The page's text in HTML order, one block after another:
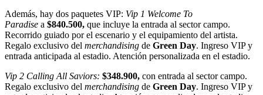
Además, hay dos paquetes VIP: Vip 1 Welcome To
Paradise a $840.500, que incluye la entrada al sector campo.
Recorrido guiado por el escenario y el equipamiento del artista.
Regalo exclusivo del merchandising de Green Day. Ingreso VIP y
entrada anticipada al estadio. Atención personalizada en el estadio.
Vip 2 Calling All Saviors: $348.900, con entrada al sector campo.
Regalo exclusivo del merchandising de Green Day. Ingreso VIP y